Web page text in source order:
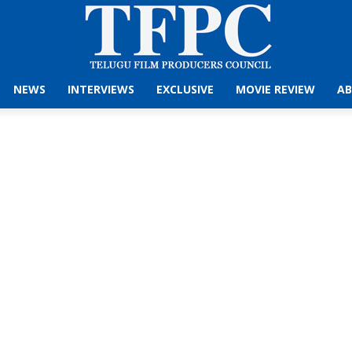
NEWS INTERVIEWS EXCLUSIVE MOVIE REVIEW